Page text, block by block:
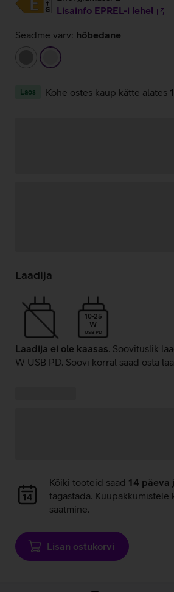
Lisainfo EPREL-i lehel
Seadme värv: hõbedane
hall
hõbedane
Laos Kohe ostes kaup kätte alates
laadimine
Laadija
10-25
W
USB PD
Laadija ei ole kaasas. Soovituslik
W USB PD. Soovi korral saad osta
Andmete
laadimine
Kõiki tooteid saad 14 päeva
tagastada. Kuupakkumistele
saatmine.
Lisan ostukorvi